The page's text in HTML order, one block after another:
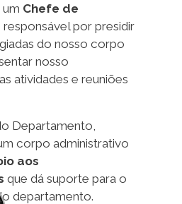
Chefe de
responsável por presidir
do nosso corpo
nosso
atividades e reuniões
Departamento,
corpo administrativo
aos
que dá suporte para o
departamento.